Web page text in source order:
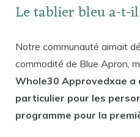
Le tablier bleu a-t-
Notre communauté aimait
commodité de Blue Apron,
Whole30 Approvedxae a
particulier pour les
programme pour la